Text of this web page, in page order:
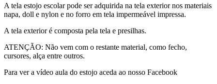
A tela estojo escolar pode ser adquirida na tela exterior nos materiais
napa, doll e nylon e no forro em tela impermeável impressa.
A tela exterior é composta pela tela e presilhas.
ATENÇÃO: Não vem com o restante material, como fecho,
cursores, alça entre outros.
Para ver a vídeo aula do estojo aceda ao nosso Facebook